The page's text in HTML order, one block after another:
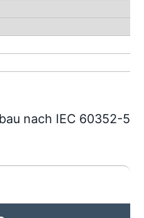
nach IEC 60352-5